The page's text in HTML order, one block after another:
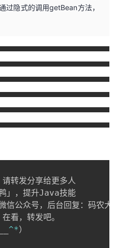
过隐式的调用getBean方法，
转发分享给更多人
」，提升Java技能
公众号，后台回复：码农大
看，转发吧。
^*）